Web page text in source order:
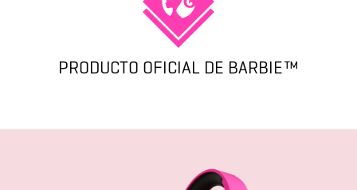
PRODUCTO OFICIAL DE BARBIE™